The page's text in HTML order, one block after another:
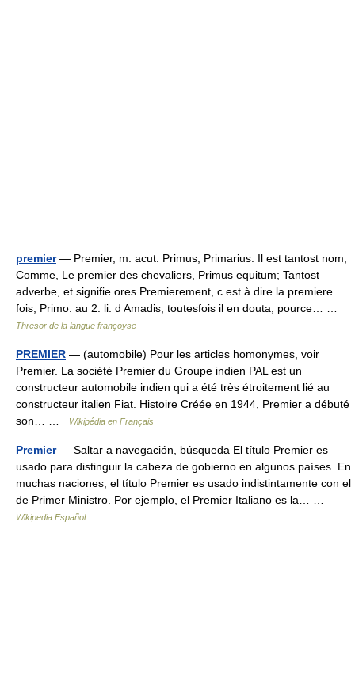
premier— Premier, m. acut. Primus, Primarius. Il est tantost nom,
Comme, Le premier des chevaliers, Primus equitum; Tantost
adverbe, et signifie ores Premierement, c est à dire la premiere
fois, Primo. au 2. li. d Amadis, toutesfois il en douta, pource… …
Thresor de la langue françoyse
PREMIER — (automobile) Pour les articles homonymes, voir
Premier. La société Premier du Groupe indien PAL est un
constructeur automobile indien qui a été très étroitement lié au
constructeur italien Fiat. Histoire Créée en 1944, Premier a débuté
son… …
Wikipédia en Français
Premier— Saltar a navegación, búsqueda El título Premier es
usado para distinguir la cabeza de gobierno en algunos países. En
muchas naciones, el título Premier es usado indistintamente con el
de Primer Ministro. Por ejemplo, el Premier Italiano es la… …
Wikipedia Español